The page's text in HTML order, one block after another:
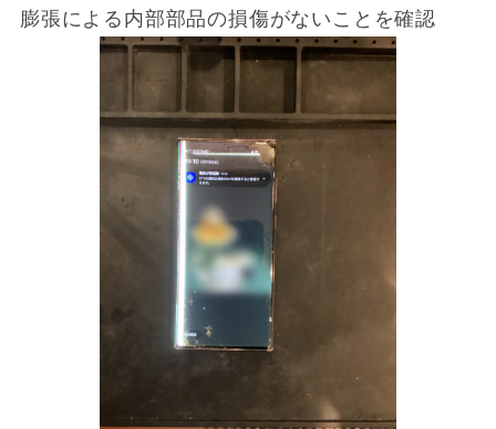
膨張による内部部品の損傷がないことを確認